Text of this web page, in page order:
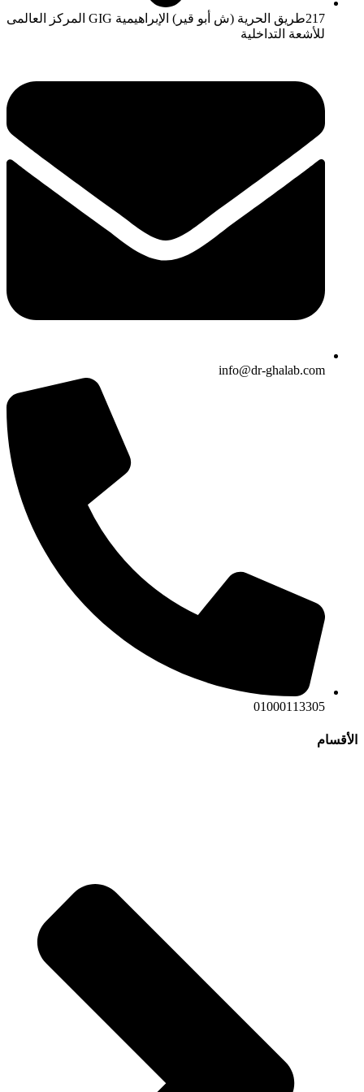
217طريق الحرية (ش أبو قير) الإبراهيمية GIG المركز العالمى
للأشعة التداخلية
info@dr-ghalab.com
01000113305
الأقسام